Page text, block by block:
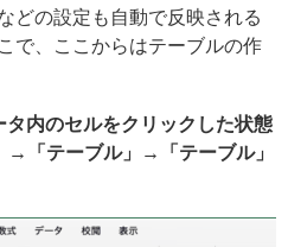
どの設定も自動で反映される
で、ここからはテーブルの作
タ内のセルをクリックした状態
→「テーブル」→「テーブル」